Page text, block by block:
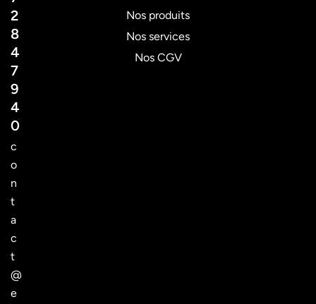
2
8
4
7
9
4
0
c
o
n
t
a
c
t
@
e
Nos produits
Nos services
Nos CGV